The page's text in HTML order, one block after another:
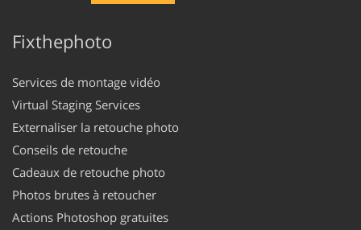
Fixthephoto
Services de montage vidéo
Virtual Staging Services
Externaliser la retouche photo
Conseils de retouche
Cadeaux de retouche photo
Photos brutes à retoucher
Actions Photoshop gratuites